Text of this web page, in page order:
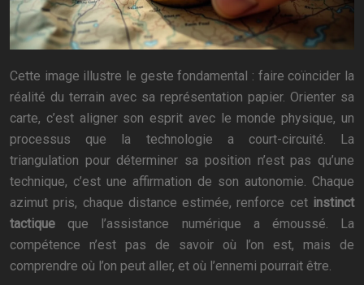
Cette image illustre le geste fondamental : faire coïncider la
réalité du terrain avec sa représentation papier. Orienter sa
carte, c’est aligner son esprit avec le monde physique, un
processus que la technologie a court-circuité. La
triangulation pour déterminer sa position n’est pas qu’une
technique, c’est une affirmation de son autonomie. Chaque
azimut pris, chaque distance estimée, renforce cet instinct
tactique que l’assistance numérique a émoussé. La
compétence n’est pas de savoir où l’on est, mais de
comprendre où l’on peut aller, et où l’ennemi pourrait être.